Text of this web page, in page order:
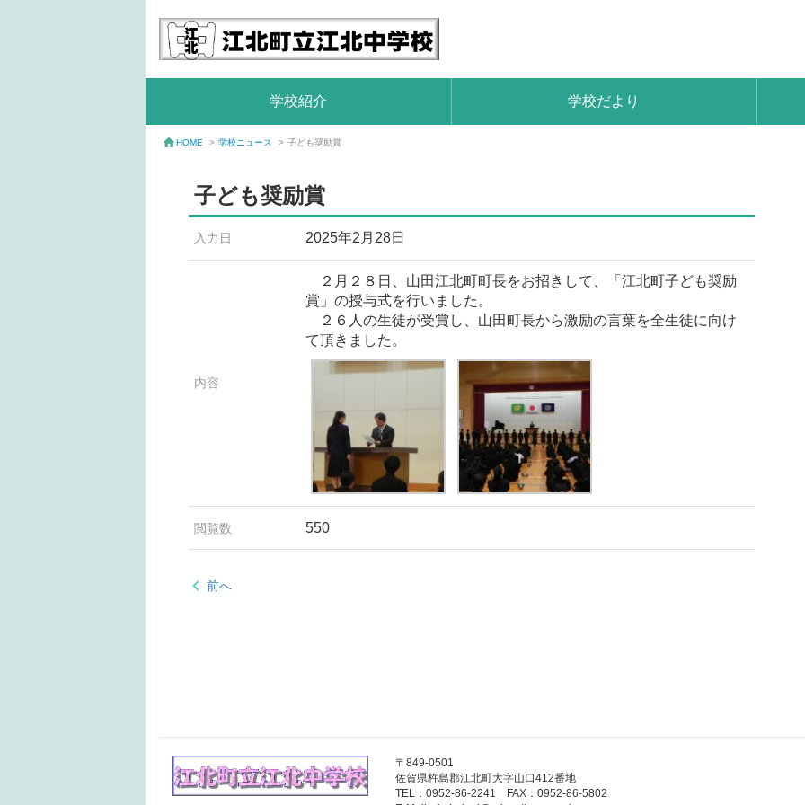
学校紹介 学校だより
HOME > 学校ニュース > 子ども奨励賞
子ども奨励賞
入力日 2025年2月28日
内容
２月２８日、山田江北町町長をお招きして、「江北町子ども奨励
賞」の授与式を行いました。
２６人の生徒が受賞し、山田町長から激励の言葉を全生徒に向け
て頂きました。
閲覧数 550
前へ
〒849-0501
佐賀県杵島郡江北町大字山口412番地
TEL：0952-86-2241 FAX：0952-86-5802